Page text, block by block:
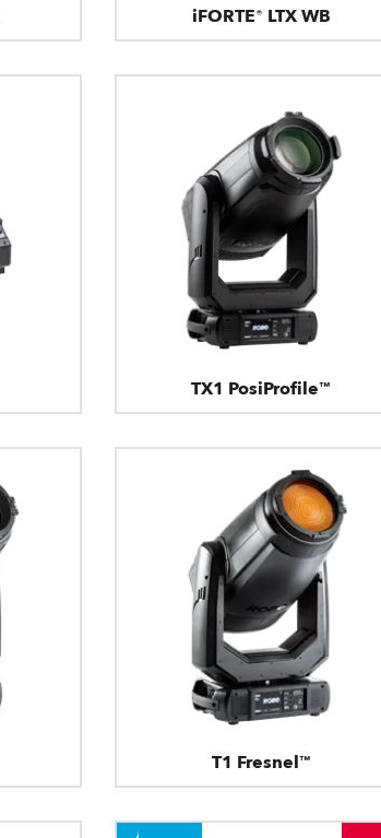
iFORTE® LTX WB
TX1 PosiProfile™
T1 Fresnel™